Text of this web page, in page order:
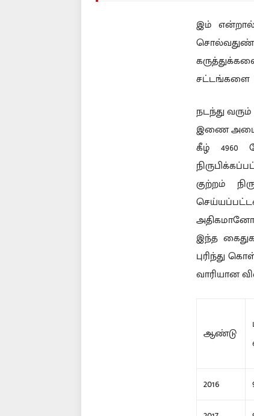
இம் என்றால்
சட்டங்களை
நடந்து
இணை
கீழ் 4960
குற்றம்
இந்த
புரிந்து
வாரியான
ஆண்டு
2016